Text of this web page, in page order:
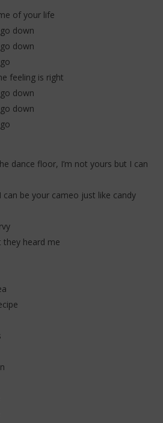
of your life
down
down
feeling is right
down
down
dance floor, I’m not yours but I can
can be your cameo just like candy
they heard me